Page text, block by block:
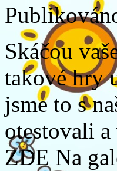
Skáčou
takové hry
jsme to s
otestovali
ZDE Na